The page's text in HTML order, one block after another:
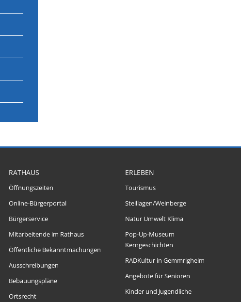
RATHAUS
Öffnungszeiten
Online-Bürgerportal
Bürgerservice
Mitarbeitende im Rathaus
Öffentliche Bekanntmachungen
Ausschreibungen
Bebauungspläne
Ortsrecht
ERLEBEN
Tourismus
Steillagen/Weinberge
Natur Umwelt Klima
Pop-Up-Museum
Kerngeschichten
RADKultur in Gemmrigheim
Angebote für Senioren
Kinder und Jugendliche